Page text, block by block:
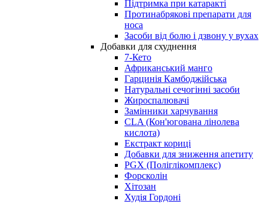
Підтримка при катаракті
Протинабрякові препарати для
носа
Засоби від болю і дзвону у вухах
Добавки для схуднення
7-Кето
Африканський манго
Гарцинія Камбоджійська
Натуральні сечогінні засоби
Жироспалювачі
Замінники харчування
CLA (Кон'югована лінолева
кислота)
Екстракт кориці
Добавки для зниження апетиту
PGX (Поліглікомплекс)
Форсколін
Хітозан
Худія Гордоні